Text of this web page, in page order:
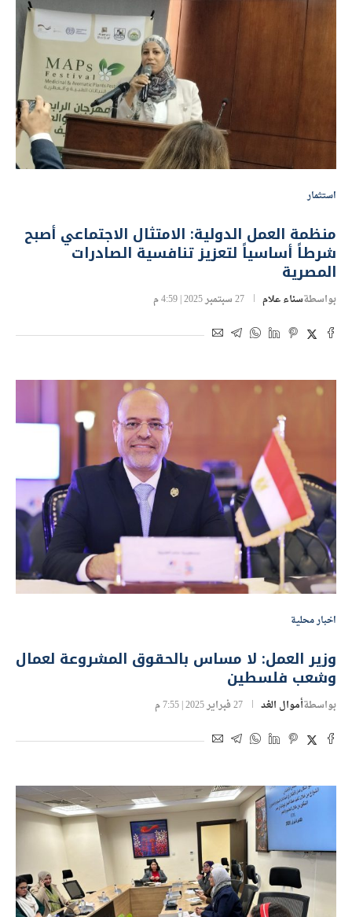
استثمار
منظمة العمل الدولية: الامتثال الاجتماعي أصبح
شرطاً أساسياً لتعزيز تنافسية الصادرات
المصرية
بواسطةسناء علام 27 سبتمبر 2025 | 4:59 م
اخبار محلية
وزير العمل: لا مساس بالحقوق المشروعة لعمال
وشعب فلسطين
بواسطةأموال الغد 27 فبراير 2025 | 7:55 م